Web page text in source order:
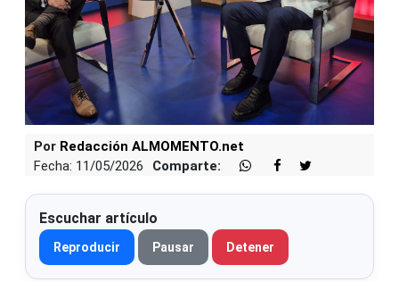
Por Redacción ALMOMENTO.net
Fecha: 11/05/2026
Comparte:
Escuchar artículo
Reproducir Pausar Detener